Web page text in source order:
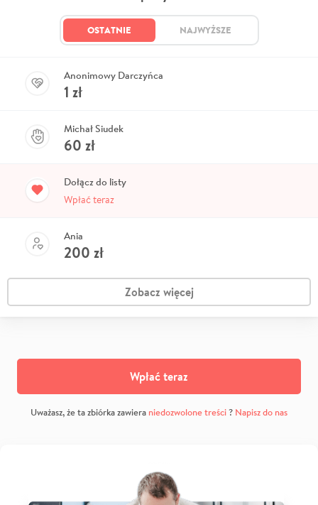
OSTATNIE NAJWYŻSZE
Anonimowy Darczyńca
1 zł
Michał Siudek
60 zł
Dołącz do listy
Wpłać teraz
Ania
200 zł
Zobacz więcej
Wpłać teraz
Uważasz, że ta zbiórka zawiera niedozwolone treści? Napisz do nas